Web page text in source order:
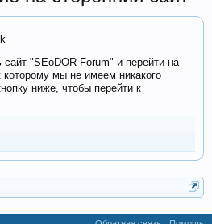
сайт "SEoDOR Forum" и перейти на
которому мы не имеем никакого
ниже, чтобы перейти к